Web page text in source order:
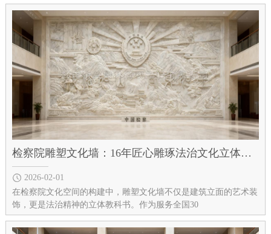
检察院雕塑文化墙：16年匠心雕琢法治文化立体画卷​
2026-02-01
在检察院文化空间的构建中，雕塑文化墙不仅是建筑立面的艺术装
饰，更是法治精神的立体教科书。作为服务全国30